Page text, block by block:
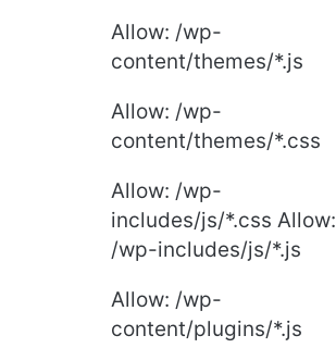
Allow: /wp-
content/themes/*.js
Allow: /wp-
content/themes/*.css
Allow: /wp-
includes/js/*.css Allow:
/wp-includes/js/*.js
Allow: /wp-
content/plugins/*.js